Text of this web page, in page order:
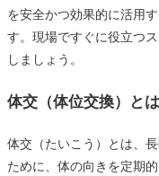
を安全かつ効果的に活用
す。現場ですぐに役立つ
しましょう。
体交（体位交換）とは
体交（たいこう）とは、
ために、体の向きを定期